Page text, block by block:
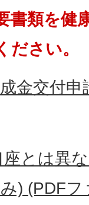
書類を健
ださい。
金交付
とは異
) (PDF